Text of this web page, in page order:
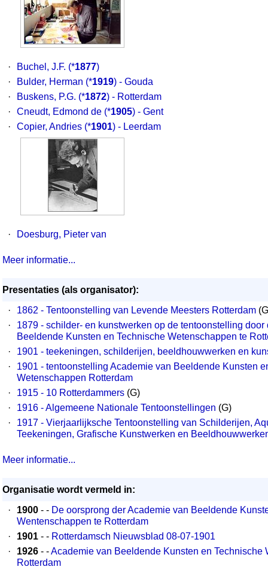
· Buchel, J.F. (*1877)
·
Bulder, Herman (*1919) - Gouda
·
Buskens, P.G. (*1872) - Rotterdam
·
Cneudt, Edmond de (*1905) - Gent
·
Copier, Andries (*1901) - Leerdam
· Doesburg, Pieter van
Meer informatie...
Presentaties (als organisator):
·
1862 - Tentoonstelling van Levende Meesters Rotterdam
·
1879 - schilder- en kunstwerken op de tentoonstelling door
Beeldende Kunsten en Technische Wetenschappen te
·
1901 - teekeningen, schilderijen, beeldhouwwerken en
·
1901 - tentoonstelling Academie van Beeldende Kunsten
Wetenschappen Rotterdam
·
1915 - 10 Rotterdammers (G)
·
1916 - Algemeene Nationale Tentoonstellingen (G)
·
1917 - Vierjaarlijksche Tentoonstelling van Schilderijen,
Teekeningen, Grafische Kunstwerken en
Meer informatie...
Organisatie wordt vermeld in:
·
1900 - - De oorsprong der Academie van Beeldende
Wentenschappen te Rotterdam
·
1901 - - Rotterdamsch Nieuwsblad 08-07-1901
·
1926 - -Academie van Beeldende Kunsten en Technische
Rotterdam